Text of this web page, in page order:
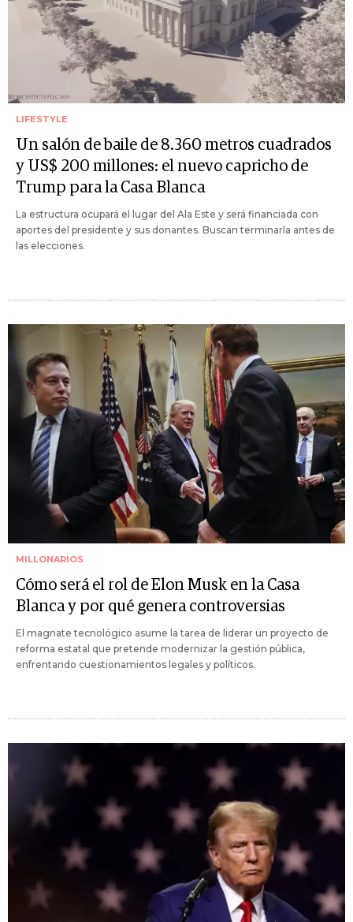
LIFESTYLE
Un salón de baile de 8.360 metros cuadrados
y US$ 200 millones: el nuevo capricho de
Trump para la Casa Blanca
La estructura ocupará el lugar del Ala Este y será financiada con
aportes del presidente y sus donantes. Buscan terminarla antes de
las elecciones.
MILLONARIOS
Cómo será el rol de Elon Musk en la Casa
Blanca y por qué genera controversias
El magnate tecnológico asume la tarea de liderar un proyecto de
reforma estatal que pretende modernizar la gestión pública,
enfrentando cuestionamientos legales y políticos.